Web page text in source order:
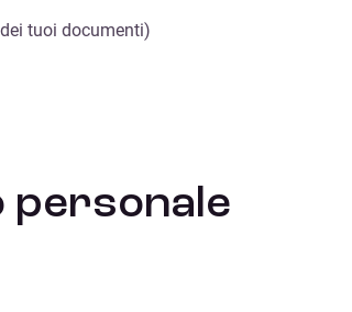
tuoi documenti)
personale